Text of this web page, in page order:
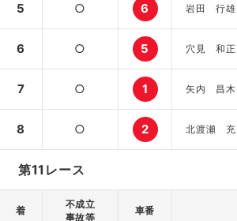
5 ○ 6 岩田 行雄
6 ○ 5 穴見 和正
7 ○ 1 矢内 昌木
8 ○ 2 北渡瀬 充
第11レース
着
不成立
事故等
車番